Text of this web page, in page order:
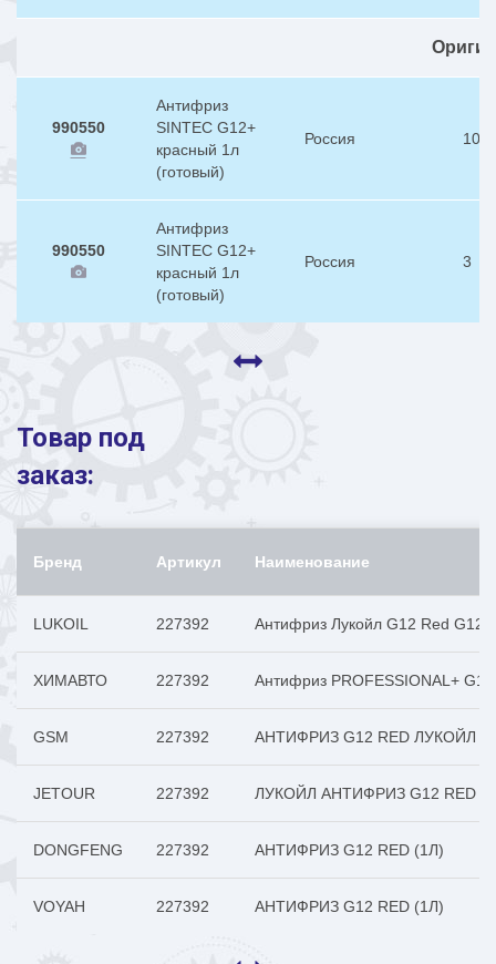
990550
Антифриз
SINTEC G12+
красный 1л
(готовый)
Россия 10
990550
Антифриз
SINTEC G12+
красный 1л
(готовый)
Россия 3
Товар под
заказ:
Бренд Артикул Наименование
LUKOIL 227392 Антифриз Лукойл G12 Red G12
ХИМАВТО 227392 Антифриз PROFESSIONAL+
GSM 227392 АНТИФРИЗ G12 RED ЛУКОЙЛ (1
JETOUR 227392 ЛУКОЙЛ АНТИФРИЗ G12 RED
DONGFENG 227392 АНТИФРИЗ G12 RED (1Л)
VOYAH 227392 АНТИФРИЗ G12 RED (1Л)